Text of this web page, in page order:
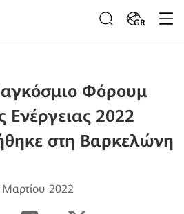
GR
Φόρουμ
Ενέργειας 2022
στη Βαρκελώνη
2022